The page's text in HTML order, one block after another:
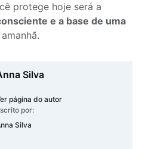
protege hoje será a
e a base de uma
Silva
página do autor
por:
Silva